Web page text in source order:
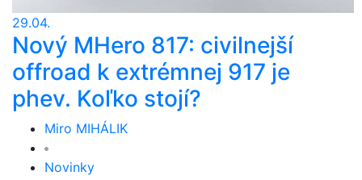
29.04.
Nový MHero 817: civilnejší
offroad k extrémnej 917 je
phev. Koľko stojí?
Miro MIHÁLIK
Novinky